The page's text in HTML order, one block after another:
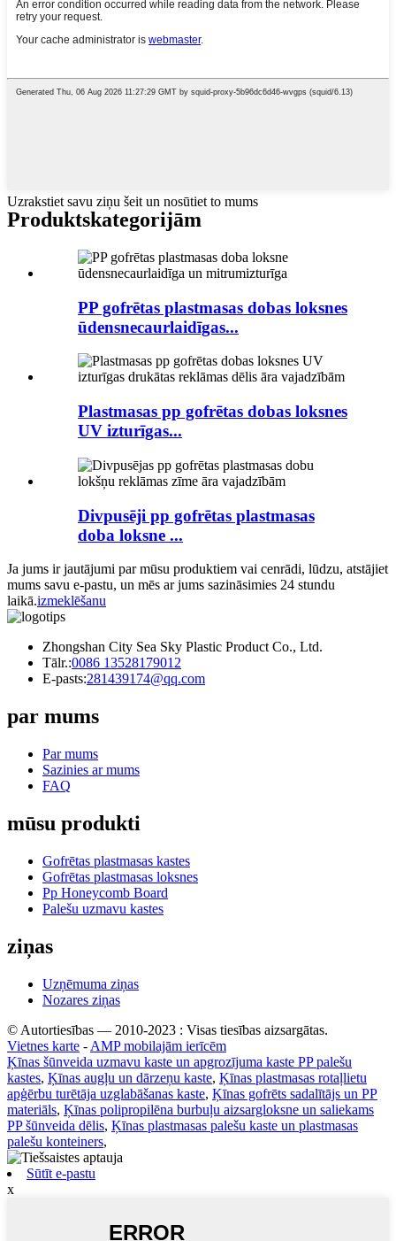
Uzrakstiet savu ziņu šeit un nosūtiet to mums
Produktskategorijām
PP gofrētas plastmasas dobas loksnes
ūdensnecaurlaidīgas...
Plastmasas pp gofrētas dobas loksnes
UV izturīgas...
Divpusēji pp gofrētas plastmasas
doba loksne ...
Ja jums ir jautājumi par mūsu produktiem vai cenrādi, lūdzu, atstājiet
mums savu e-pastu, un mēs ar jums sazināsimies 24 stundu
laikā.izmeklēšanu
Zhongshan City Sea Sky Plastic Product Co., Ltd.
Tālr.:0086 13528179012
E-pasts:281439174@qq.com
par mums
Par mums
Sazinies ar mums
FAQ
mūsu produkti
Gofrētas plastmasas kastes
Gofrētas plastmasas loksnes
Pp Honeycomb Board
Palešu uzmavu kastes
ziņas
Uzņēmuma ziņas
Nozares ziņas
© Autortiesības — 2010-2023 : Visas tiesības aizsargātas.
Vietnes karte - AMP mobilajām ierīcēm
Ķīnas šūnveida uzmavu kaste un apgrozījuma kaste PP palešu
kastes, Ķīnas augļu un dārzeņu kaste, Ķīnas plastmasas rotaļlietu
apģērbu turētāja uzglabāšanas kaste, Ķīnas gofrēts sadalītājs un PP
materiāls, Ķīnas polipropilēna burbuļu aizsargloksne un saliekams
PP šūnveida dēlis, Ķīnas plastmasas palešu kaste un plastmasas
palešu konteiners,
Sūtīt e-pastu
x